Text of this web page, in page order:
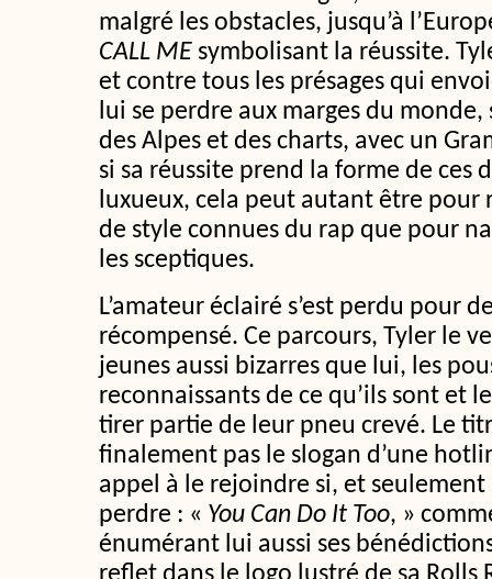
malgré les obstacles, jusqu’à
CALL ME symbolisant la réussite.
et contre tous les présages qui
lui se perdre aux marges du
des Alpes et des charts, avec un
si sa réussite prend la forme de ces
luxueux, cela peut autant être pour
de style connues du rap que pour
les sceptiques.
L’amateur éclairé s’est perdu pour
récompensé. Ce parcours, Tyler le
jeunes aussi bizarres que lui, les
reconnaissants de ce qu’ils sont et
tirer partie de leur pneu crevé. Le
finalement pas le slogan d’une
appel à le rejoindre si, et seulement
perdre : « You Can Do It Too, »
énumérant lui aussi ses